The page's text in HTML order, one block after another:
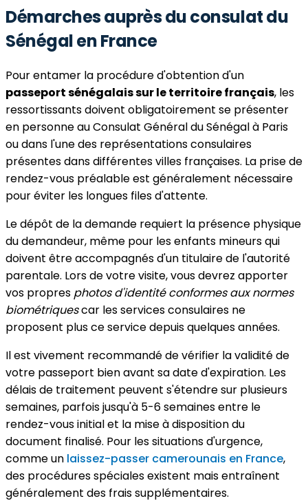
Démarches auprès du consulat du
Sénégal en France
Pour entamer la procédure d'obtention d'un
passeport sénégalais sur le territoire français, les
ressortissants doivent obligatoirement se présenter
en personne au Consulat Général du Sénégal à Paris
ou dans l'une des représentations consulaires
présentes dans différentes villes françaises. La prise de
rendez-vous préalable est généralement nécessaire
pour éviter les longues files d'attente.
Le dépôt de la demande requiert la présence physique
du demandeur, même pour les enfants mineurs qui
doivent être accompagnés d'un titulaire de l'autorité
parentale. Lors de votre visite, vous devrez apporter
vos propres photos d'identité conformes aux normes
biométriquescar les services consulaires ne
proposent plus ce service depuis quelques années.
Il est vivement recommandé de vérifier la validité de
votre passeport bien avant sa date d'expiration. Les
délais de traitement peuvent s'étendre sur plusieurs
semaines, parfois jusqu'à 5-6 semaines entre le
rendez-vous initial et la mise à disposition du
document finalisé. Pour les situations d'urgence,
comme un laissez-passer camerounais en France,
des procédures spéciales existent mais entraînent
généralement des frais supplémentaires.